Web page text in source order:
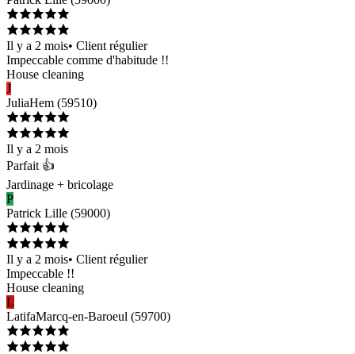
Il y a 2 mois• Client régulier
Impeccable comme d'habitude !!
House cleaning
J
JuliaHem (59510)
Il y a 2 mois
Parfait 👍
Jardinage + bricolage
P
Patrick Lille (59000)
Il y a 2 mois• Client régulier
Impeccable !!
House cleaning
L
LatifaMarcq-en-Baroeul (59700)